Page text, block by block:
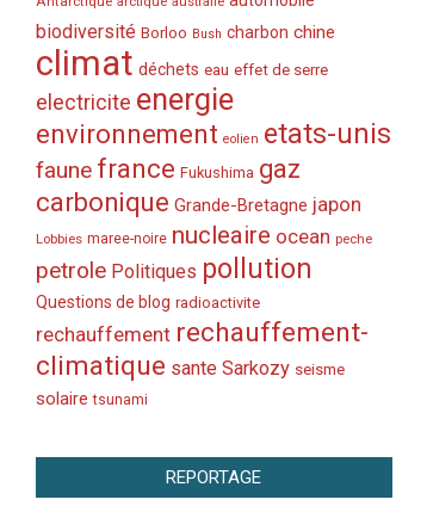
biodiversité Borloo Bush charbon chine
climat déchets eau effet de serre
electricite energie
environnement eolien etats-unis
faune france Fukushima gaz
carbonique Grande-Bretagne japon
Lobbies maree-noire nucleaire ocean peche
petrole Politiques pollution
Questions de blog radioactivite
rechauffement rechauffement-
climatique sante Sarkozy seisme
solaire tsunami
REPORTAGE